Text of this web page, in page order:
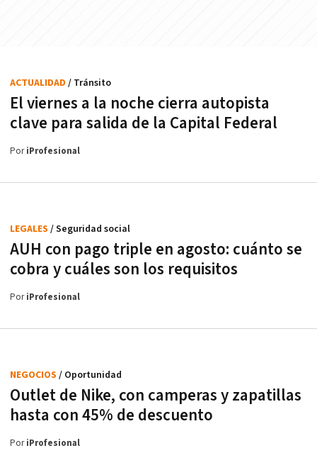
El viernes a la noche cierra autopista
clave para salida de la Capital Federal
ACTUALIDAD / Tránsito
PoriProfesional
AUH con pago triple en agosto: cuánto se
cobra y cuáles son los requisitos
LEGALES / Seguridad social
PoriProfesional
Outlet de Nike, con camperas y zapatillas
hasta con 45% de descuento
NEGOCIOS / Oportunidad
PoriProfesional